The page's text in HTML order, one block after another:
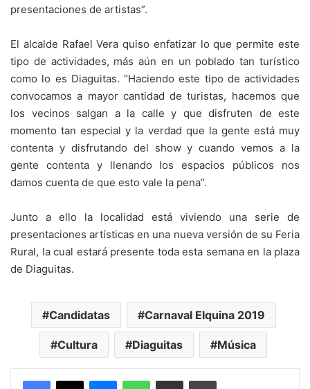
presentaciones de artistas”.
El alcalde Rafael Vera quiso enfatizar lo que permite este
tipo de actividades, más aún en un poblado tan turístico
como lo es Diaguitas. “Haciendo este tipo de actividades
convocamos a mayor cantidad de turistas, hacemos que
los vecinos salgan a la calle y que disfruten de este
momento tan especial y la verdad que la gente está muy
contenta y disfrutando del show y cuando vemos a la
gente contenta y llenando los espacios públicos nos
damos cuenta de que esto vale la pena”.
Junto a ello la localidad está viviendo una serie de
presentaciones artísticas en una nueva versión de su Feria
Rural, la cual estará presente toda esta semana en la plaza
de Diaguitas.
Candidatas Carnaval Elquina 2019
Cultura Diaguitas Música